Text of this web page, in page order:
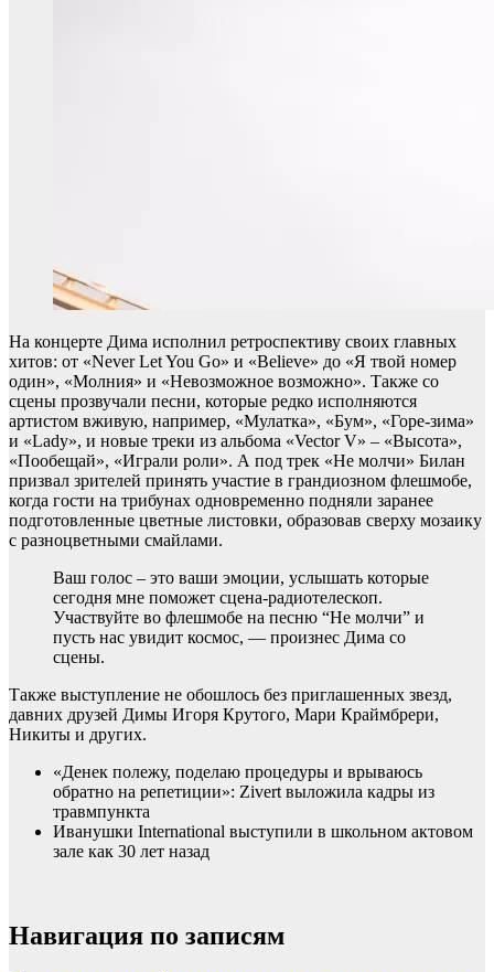
На концерте Дима исполнил ретроспективу своих главных
хитов: от «Never Let You Go» и «Believe» до «Я твой номер
один», «Молния» и «Невозможное возможно». Также со
сцены прозвучали песни, которые редко исполняются
артистом вживую, например, «Мулатка», «Бум», «Горе-зима»
и «Lady», и новые треки из альбома «Vector V» – «Высота»,
«Пообещай», «Играли роли». А под трек «Не молчи» Билан
призвал зрителей принять участие в грандиозном флешмобе,
когда гости на трибунах одновременно подняли заранее
подготовленные цветные листовки, образовав сверху мозаику
с разноцветными смайлами.
Ваш голос – это ваши эмоции, услышать которые
сегодня мне поможет сцена-радиотелескоп.
Участвуйте во флешмобе на песню “Не молчи” и
пусть нас увидит космос, — произнес Дима со
сцены.
Также выступление не обошлось без приглашенных звезд,
давних друзей Димы Игоря Крутого, Мари Краймбрери,
Никиты и других.
«Денек полежу, поделаю процедуры и врываюсь
обратно на репетиции»: Zivert выложила кадры из
травмпункта
Иванушки International выступили в школьном актовом
зале как 30 лет назад
Навигация по записям